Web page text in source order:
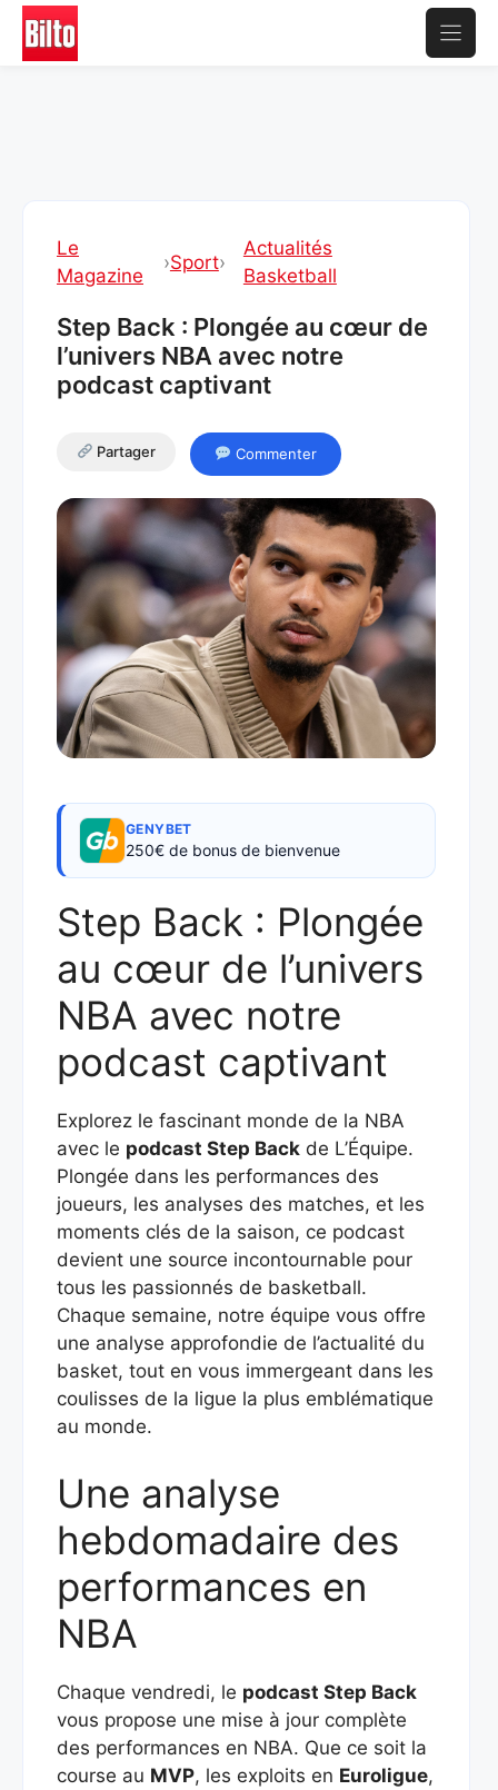
Aller
contenu
Le
Magazine
›Sport›
Actualités
Basketball
Step Back : Plongée au cœur de
l’univers NBA avec notre
podcast captivant
Partager Commenter
GENYBET
250€ de bonus de bienvenue
Step Back : Plongée
au cœur de l’univers
NBA avec notre
podcast captivant
Explorez le fascinant monde de la NBA
avec le podcast Step Back de L’Équipe.
Plongée dans les performances des
joueurs, les analyses des matches, et les
moments clés de la saison, ce podcast
devient une source incontournable pour
tous les passionnés de basketball.
Chaque semaine, notre équipe vous offre
une analyse approfondie de l’actualité du
basket, tout en vous immergeant dans les
coulisses de la ligue la plus emblématique
au monde.
Une analyse
hebdomadaire des
performances en
NBA
Chaque vendredi, le podcast Step Back
vous propose une mise à jour complète
des performances en NBA. Que ce soit la
course au MVP, les exploits en Euroligue,